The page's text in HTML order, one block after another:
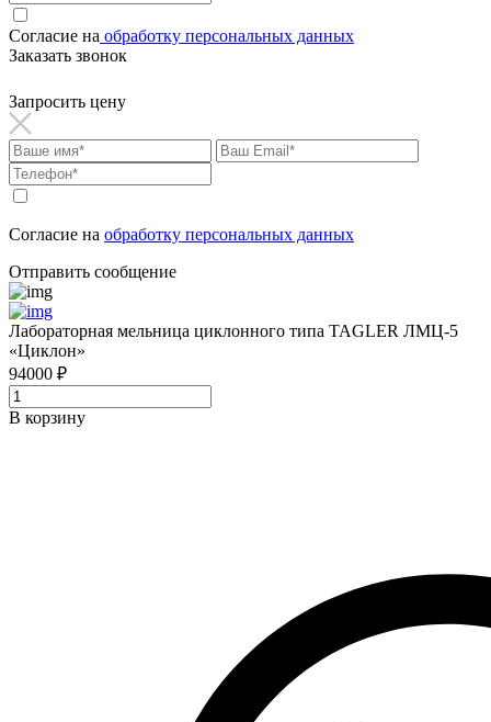
Согласие на обработку персональных данных
Заказать звонок
Запросить цену
Согласие на обработку персональных данных
Отправить сообщение
Лабораторная мельница циклонного типа TAGLER ЛМЦ-5
«Циклон»
94000 ₽
В корзину